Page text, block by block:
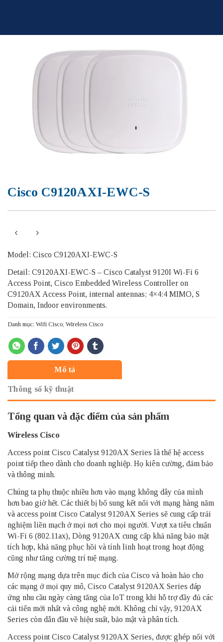
Cisco C9120AXI-EWC-S
Model: Cisco C9120AXI-EWC-S
Detail: C9120AXI-EWC-S – Cisco Catalyst 9120I Wi-Fi 6
Access Point, Cisco Embedded Wireless Controller on
C9120AX Access Point, internal antennas; 4×4:4 MIMO, S
Domain, Indoor environments.
Danh mục: Wifi Cisco, Wireless Cisco
Mô tả
Thông số kỹ thuật
Tổng quan và đặc điểm của sản phẩm
Wireless Cisco
Access point Cisco Catalyst 9120AX Series là thế hệ access
point tiếp theo dành cho doanh nghiệp. Họ kiên cường, đảm bảo
và thông minh.
Chúng ta phụ thuộc nhiều hơn vào mạng không dây của mình
hơn bao giờ hết. Các thiết bị bổ sung kết nối với mạng hàng năm
và access point Cisco Catalyst 9120AX Series sẽ cung cấp trải
nghiệm liền mạch ở mọi nơi cho mọi người. Vượt xa tiêu chuẩn
Wi-Fi 6 (802.11ax), Dòng 9120AX cung cấp khả năng bảo mật
tích hợp, khả năng phục hồi và tính linh hoạt trong hoạt động
cũng như tăng cường trí tuệ mạng.
Mở rộng mạng dựa trên mục đích của Cisco và hoàn hảo cho
các mạng ở mọi quy mô, Cisco Catalyst 9120AX Series đáp
ứng nhu cầu ngày càng tăng của IoT trong khi hỗ trợ đầy đủ các
cải tiến mới nhất và công nghệ mới. Không chỉ vậy, 9120AX
Series còn dẫn đầu về hiệu suất, bảo mật và phân tích.
Access point Cisco Catalyst 9120AX Series, được ghép nối với